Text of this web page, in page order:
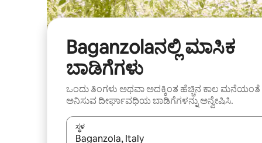
Baganzolaನಲ್ಲಿ ಮಾಸಿಕ
ಬಾಡಿಗೆಗಳು
ಒಂದು ತಿಂಗಳು ಅಥವಾ ಅದಕ್ಕಿಂತ ಹೆಚ್ಚಿನ ಕಾಲ ಮನೆಯಂತೆ
ಅನಿಸುವ ದೀರ್ಘಾವಧಿಯ ಬಾಡಿಗೆಗಳನ್ನು ಅನ್ವೇಷಿಸಿ.
ಸ್ಥಳ
ಫಲಿತಾಂಶಗಳು ಲಭ್ಯವಿರುವಾಗ, ಅಪ್ ಮತ್ತು ಡೌನ್ ಬಾಣದ